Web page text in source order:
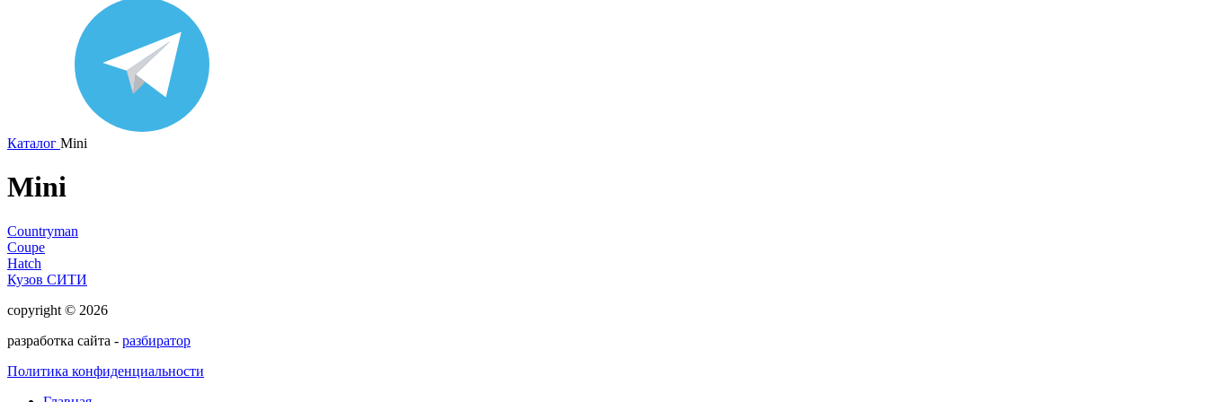
Каталог Mini
Mini
Countryman
Coupe
Hatch
Кузов СИТИ
copyright © 2026
разработка сайта - разбиратор
Политика конфиденциальности